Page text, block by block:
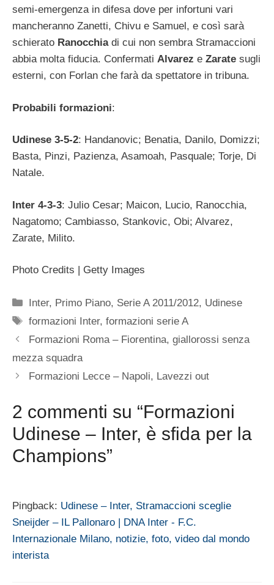
semi-emergenza in difesa dove per infortuni vari
mancheranno Zanetti, Chivu e Samuel, e così sarà
schierato Ranocchiadi cui non sembra Stramaccioni
abbia molta fiducia. Confermati Alvarez e Zarate sugli
esterni, con Forlan che farà da spettatore in tribuna.
Probabili formazioni:
Udinese 3-5-2: Handanovic; Benatia, Danilo, Domizzi;
Basta, Pinzi, Pazienza, Asamoah, Pasquale; Torje, Di
Natale.
Inter 4-3-3: Julio Cesar; Maicon, Lucio, Ranocchia,
Nagatomo; Cambiasso, Stankovic, Obi; Alvarez,
Zarate, Milito.
Photo Credits | Getty Images
Categorie
Inter, Primo Piano, Serie A 2011/2012, Udinese
Tag
formazioni Inter,formazioni serie A
Formazioni Roma – Fiorentina, giallorossi senza
mezza squadra
Formazioni Lecce – Napoli, Lavezzi out
2 commenti su “Formazioni
Udinese – Inter, è sfida per la
Champions”
Pingback: Udinese – Inter, Stramaccioni sceglie
Sneijder – IL Pallonaro | DNA Inter - F.C.
Internazionale Milano, notizie, foto, video dal mondo
interista